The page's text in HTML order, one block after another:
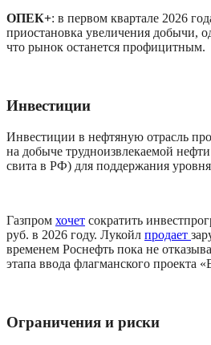
ОПЕК+: в первом квартале 2026
приостановка увеличения добычи,
что рынок останется профицитным.
Инвестиции
Инвестиции в нефтяную отрасль
на добыче трудноизвлекаемой
свита в РФ) для поддержания
Газпром хочет сократить
руб. в 2026 году. Лукойл продает
временем Роснефть пока не
этапа ввода флагманского проекта
Ограничения и риски